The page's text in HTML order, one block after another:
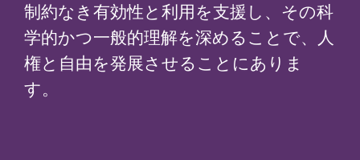
制約なき有効性と利用を支援し、その科
学的かつ一般的理解を深めることで、人
権と自由を発展させることにありま
す。